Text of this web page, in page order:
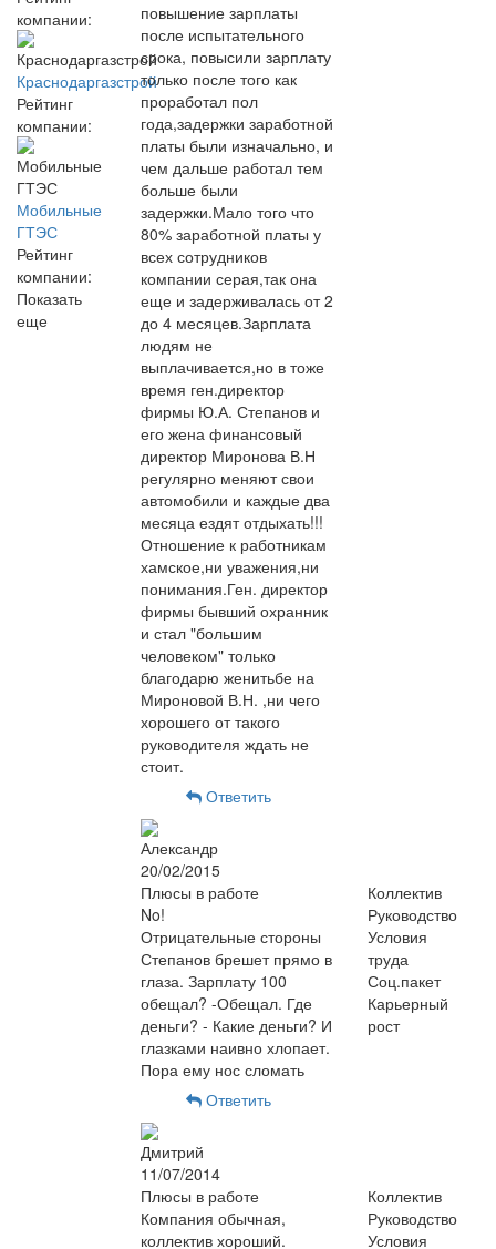
компании:
Краснодаргазстрой
Рейтинг
компании:
Мобильные
ГТЭС
Рейтинг
компании:
Показать
еще
повышение зарплаты
после испытательного
срока, повысили зарплату
только после того как
проработал пол
года,задержки заработной
платы были изначально, и
чем дальше работал тем
больше были
задержки.Мало того что
80% заработной платы у
всех сотрудников
компании серая,так она
еще и задерживалась от 2
до 4 месяцев.Зарплата
людям не
выплачивается,но в тоже
время ген.директор
фирмы Ю.А. Степанов и
его жена финансовый
директор Миронова В.Н
регулярно меняют свои
автомобили и каждые два
месяца ездят отдыхать!!!
Отношение к работникам
хамское,ни уважения,ни
понимания.Ген. директор
фирмы бывший охранник
и стал "большим
человеком" только
благодарю женитьбе на
Мироновой В.Н. ,ни чего
хорошего от такого
руководителя ждать не
стоит.
Ответить
Александр
20/02/2015
Плюсы в работе
No!
Отрицательные стороны
Степанов брешет прямо в
глаза. Зарплату 100
обещал? -Обещал. Где
деньги? - Какие деньги? И
глазками наивно хлопает.
Пора ему нос сломать
Коллектив
Руководство
Условия
труда
Соц.пакет
Карьерный
рост
Ответить
Дмитрий
11/07/2014
Плюсы в работе
Компания обычная,
коллектив хороший.
Коллектив
Руководство
Условия